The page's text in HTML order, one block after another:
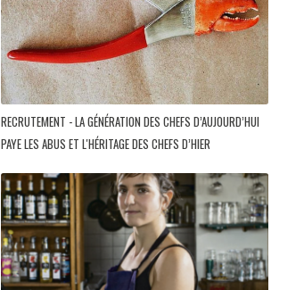
RECRUTEMENT - LA GÉNÉRATION DES CHEFS D’AUJOURD’HUI
PAYE LES ABUS ET L'HÉRITAGE DES CHEFS D’HIER